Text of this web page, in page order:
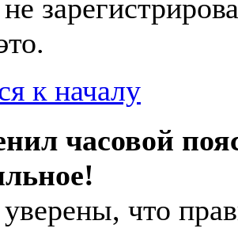
к началу
часовой
что